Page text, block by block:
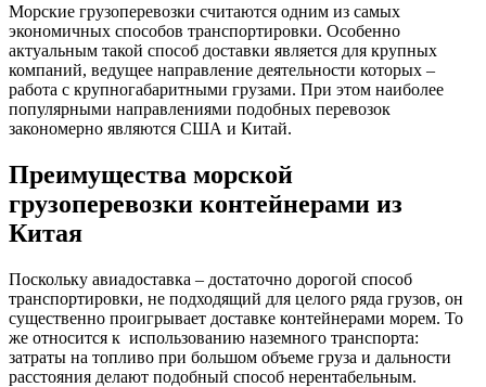
Морские грузоперевозки считаются одним из самых
экономичных способов транспортировки. Особенно
актуальным такой способ доставки является для крупных
компаний, ведущее направление деятельности которых –
работа с крупногабаритными грузами. При этом наиболее
популярными направлениями подобных перевозок
закономерно являются США и Китай.
Преимущества морской
грузоперевозки контейнерами из
Китая
Поскольку авиадоставка – достаточно дорогой способ
транспортировки, не подходящий для целого ряда грузов, он
существенно проигрывает доставке контейнерами морем. То
же относится к использованию наземного транспорта:
затраты на топливо при большом объеме груза и дальности
расстояния делают подобный способ нерентабельным.